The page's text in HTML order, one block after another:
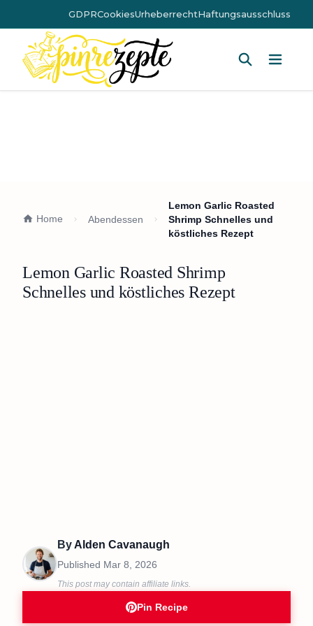
GDPRCookiesUrheberrechtHaftungsausschluss
Home Abendessen
Lemon Garlic Roasted
Shrimp Schnelles und
köstliches Rezept
Lemon Garlic Roasted Shrimp
Schnelles und köstliches Rezept
ByAlden Cavanaugh
Published Mar 8, 2026
This post may contain affiliate links.
Pin Recipe